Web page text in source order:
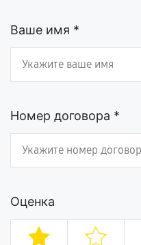
Ваше имя *
Номер договора *
Оценка